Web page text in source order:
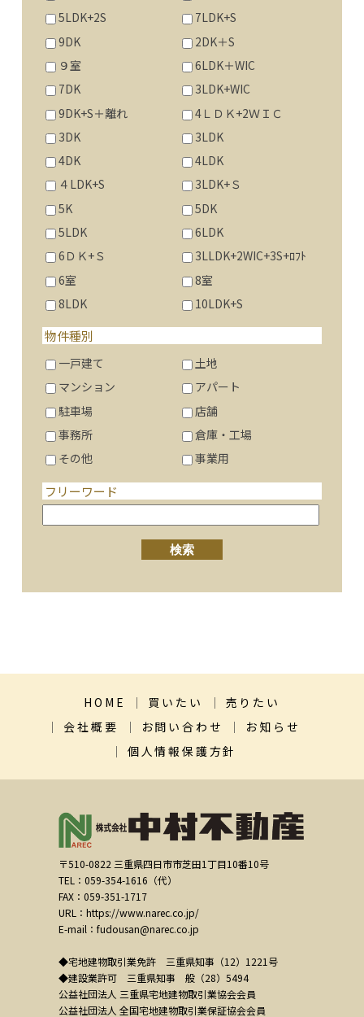
5LDK+2S
7LDK+S
9DK
2DK＋S
９室
6LDK＋WIC
7DK
3LDK+WIC
9DK+S＋離れ
4ＬＤＫ+2ＷＩＣ
3DK
3LDK
4DK
4LDK
４LDK+S
3LDK+Ｓ
5K
5DK
5LDK
6LDK
6ＤＫ+Ｓ
3LLDK+2WIC+3S+ﾛﾌﾄ
6室
8室
8LDK
10LDK+S
物件種別
一戸建て
土地
マンション
アパート
駐車場
店舗
事務所
倉庫・工場
その他
事業用
フリーワード
HOME 買いたい
売りたい
会社概要
お問い合わせ
お知らせ
個人情報保護方針
〒510-0822 三重県四日市市芝田1丁目10番10号
TEL：059-354-1616（代）
FAX：059-351-1717
URL：https://www.narec.co.jp/
E-mail：fudousan@narec.co.jp
◆宅地建物取引業免許 三重県知事（12）1221号
◆建設業許可 三重県知事 般（28）5494
公益社団法人 三重県宅地建物取引業協会会員
公益社団法人 全国宅地建物取引業保証協会会員